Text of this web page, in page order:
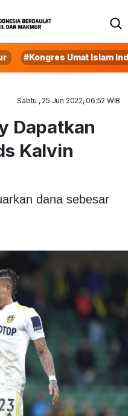
#Kongres Umat Islam
Sabtu , 25 Jun 2022, 06:52 WIB
Dapatkan
Kalvin
dana sebesar